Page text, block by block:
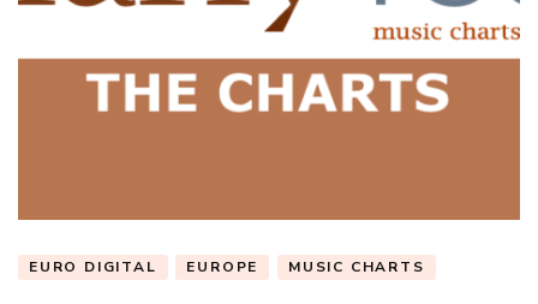
EURO DIGITAL EUROPE MUSIC CHARTS